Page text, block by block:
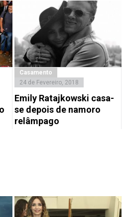
Casamento
24 de Fevereiro, 2018
Emily Ratajkowski casa-
se depois de namoro
relâmpago